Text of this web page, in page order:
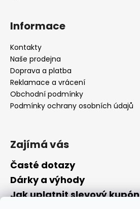
Informace
Kontakty
Naše prodejna
Doprava a platba
Reklamace a vrácení
Obchodní podmínky
Podmínky ochrany osobních údajů
Zajímá vás
Časté dotazy
Dárky a výhody
Jak uplatnit slevový kupón